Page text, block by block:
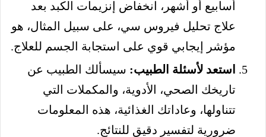
أسابيع أو أشهر، انخفاض إنزيمات الكبد بعد
علاج تحليل فيروس سي، على سبيل المثال، هو
مؤشر إيجابي قوي على استجابة الجسم للعلاج.
استعد لأسئلة الطبيب: سيسألك الطبيب عن
تاريخك الصحي، الأدوية، والمكملات التي
تتناولها، وعاداتك الغذائية، هذه المعلومات
ضرورية لتفسير دقيق للنتائج.